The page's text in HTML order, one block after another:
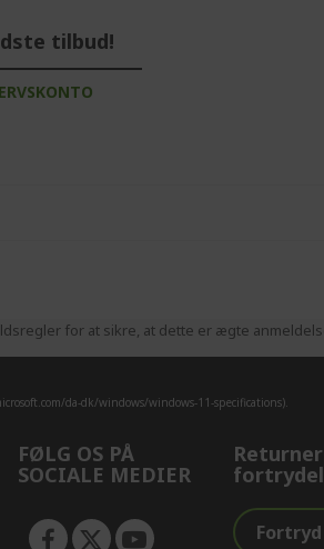
tilbud!
for at sikre, at dette er ægte
da-dk/windows/windows-11-specifications).
FØLG OS PÅ
SOCIALE MEDIER